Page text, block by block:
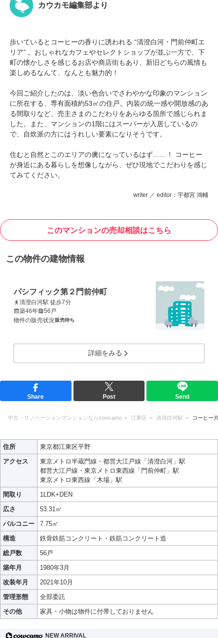
カウカモ編集部より
歩いているとコーヒーの香りに誘われる “清澄白河・門前仲町エ
リア” 。おしゃれなカフェやセレクトショップが並ぶ一方で、下
町の懐かしさを感じるお店や商店街もあり、新旧どちらの風情も
楽しめるなんて、なんとも魅力的！
今回ご紹介したのは、淡い色合いでさわやかな印象のマンション
に所在する、専有面積約53㎡の住戸。内装の統一感や開放感のあ
る間取りなど、売主さまのこだわりをあらゆる箇所で感じられま
した。また、マンションの1階にはスーパーが入居しているの
で、自炊派の方にはうれしい要素になりそうです。
住むと自然とこのエリアの虜になっているはず……！ コーヒー
が身近にある暮らしを想像しながら、ぜひ現地でこだわりを感じ
てみてください。
writer ／ editor：宇都宮 鴻輔
このマンションの売却相談はこちら
この物件の建物情報
パシフィック第２門前仲町
清澄白河駅 徒歩7分
築46年
56戸
物件の販売状況 販売待ち
詳細をみる
Share Post Send
中古・リノベーションマンションならcowcamo 江東区 清澄白河駅 コーヒー
住所
東京都江東区平野
アクセス
東京メトロ半蔵門線・都営大江戸線「清澄白河」駅
都営大江戸線・東京メトロ東西線「門前仲町」駅
東京メトロ東西線「木場」駅
間取り
1LDK+DEN
広さ
53.31㎡
バルコニー
7.75㎡
構造
鉄骨鉄筋コンクリート・鉄筋コンクリート造
総戸数
56戸
築年月
1980年3月
改装年月
2021年10月
管理形態
全部委託
その他
家具・小物は物件に付帯しておりません
NEW ARRIVAL